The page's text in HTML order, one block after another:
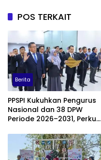
POS TERKAIT
Berita
PPSPI Kukuhkan Pengurus
Nasional dan 38 DPW
Periode 2026–2031, Perkuat
Publik